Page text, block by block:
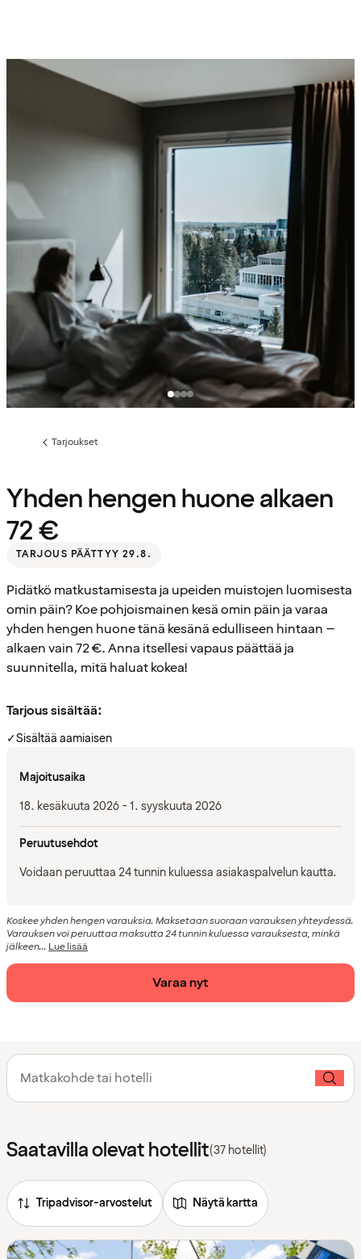
Edellinen
Tarjoukset
Yhden hengen huone alkaen
72 €
TARJOUS PÄÄTTYY 29.8.
Pidätkö matkustamisesta ja upeiden muistojen luomisesta
omin päin? Koe pohjoismainen kesä omin päin ja varaa
yhden hengen huone tänä kesänä edulliseen hintaan –
alkaen vain 72 €. Anna itsellesi vapaus päättää ja
suunnitella, mitä haluat kokea!
Tarjous sisältää:
✓Sisältää aamiaisen
Majoitusaika
18. kesäkuuta 2026 - 1. syyskuuta 2026
Peruutusehdot
Voidaan peruuttaa 24 tunnin kuluessa asiakaspalvelun kautta.
Koskee yhden hengen varauksia. Maksetaan suoraan varauksen yhteydessä.
Varauksen voi peruuttaa maksutta 24 tunnin kuluessa varauksesta, minkä
jälkeen... Lue lisää
Varaa nyt
Matkakohde tai hotelli
Saatavilla olevat hotellit(37 hotellit)
Tripadvisor-arvostelut Näytä kartta